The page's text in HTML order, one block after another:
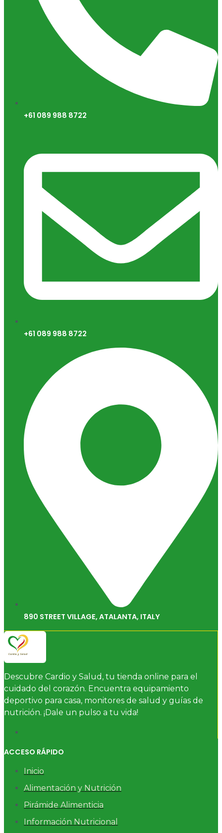
+61 089 988 8722
+61 089 988 8722
890 STREET VILLAGE, ATALANTA, ITALY
Descubre Cardio y Salud, tu tienda online para el
cuidado del corazón. Encuentra equipamiento
deportivo para casa, monitores de salud y guías de
nutrición. ¡Dale un pulso a tu vida!
ACCESO RÁPIDO
Inicio
Alimentación y Nutrición
Pirámide Alimenticia
Información Nutricional